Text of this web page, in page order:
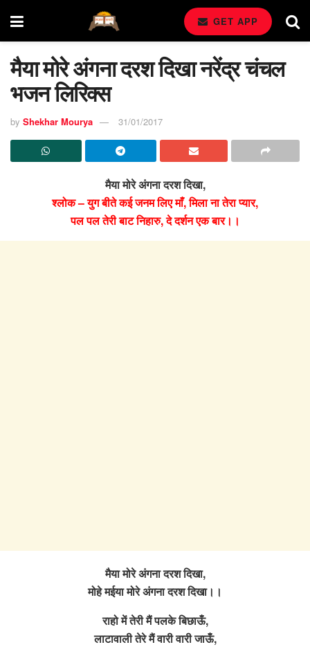
GET APP
मैया मोरे अंगना दरश दिखा नरेंद्र चंचल
भजन लिरिक्स
by Shekhar Mourya 31/01/2017
मैया मोरे अंगना दरश दिखा,
श्लोक – युग बीते कई जनम लिए माँ, मिला ना तेरा प्यार,
पल पल तेरी बाट निहारु, दे दर्शन एक बार।।
मैया मोरे अंगना दरश दिखा,
मोहे मईया मोरे अंगना दरश दिखा।।
राहो में तेरी मैं पलके बिछाऊँ,
लाटावाली तेरे मैं वारी वारी जाऊँ,